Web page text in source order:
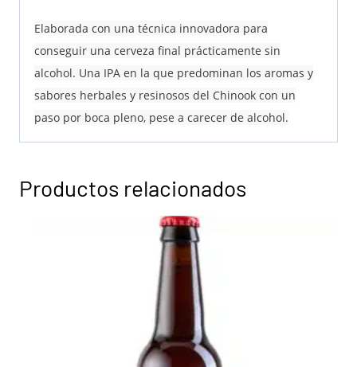
Elaborada con una técnica innovadora para
conseguir una cerveza final prácticamente sin
alcohol. Una IPA en la que predominan los aromas y
sabores herbales y resinosos del Chinook con un
paso por boca pleno, pese a carecer de alcohol.
Productos relacionados